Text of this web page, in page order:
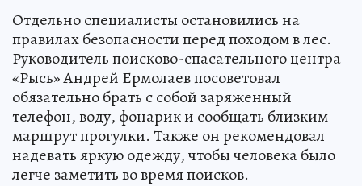
Отдельно специалисты остановились на
правилах безопасности перед походом в лес.
Руководитель поисково-спасательного центра
«Рысь» Андрей Ермолаев посоветовал
обязательно брать с собой заряженный
телефон, воду, фонарик и сообщать близким
маршрут прогулки. Также он рекомендовал
надевать яркую одежду, чтобы человека было
легче заметить во время поисков.